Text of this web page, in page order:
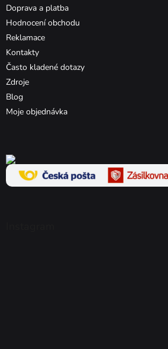
Doprava a platba
Hodnocení obchodu
Reklamace
Kontakty
Často kladené dotazy
Zdroje
Blog
Moje objednávka